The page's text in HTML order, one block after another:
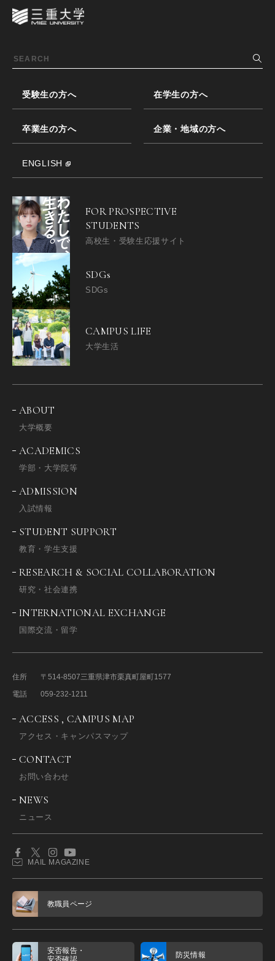
受験生の方へ 在学生の方へ
卒業生の方へ 企業・地域の方へ
ENGLISH
FOR PROSPECTIVE
STUDENTS
高校生・受験生応援サイト
SDGs
SDGs
CAMPUS LIFE
大学生活
ABOUT
大学概要
ACADEMICS
学部・大学院等
ADMISSION
入試情報
STUDENT SUPPORT
教育・学生支援
RESEARCH & SOCIAL COLLABORATION
研究・社会連携
INTERNATIONAL EXCHANGE
国際交流・留学
住所 〒514-8507三重県津市栗真町屋町1577
電話
059-232-1211
ACCESS , CAMPUS MAP
アクセス・キャンパスマップ
CONTACT
お問い合わせ
NEWS
ニュース
MAIL MAGAZINE
教職員ページ
安否報告・
安否確認
防災情報